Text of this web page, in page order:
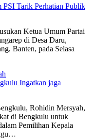
PSI Tarik Perhatian Publik
Ketua Umum Partai
di Desa Daru,
Banten, pada Selasa
Ingatkan jaga
Rohidin Mersyah,
di Bengkulu untuk
Pemilihan Kepala